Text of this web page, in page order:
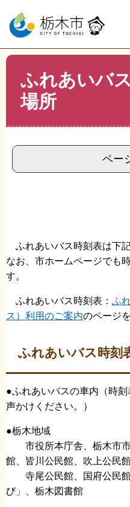
ー
の
先
ニ
ー
を
本
トップページ > 分類でさが
通・交通機関
表の配布場所
ふれあいバ
場所
ペー
ふれあいバス時刻表は下
なお 、市ホームページでも
す。​
ふれあいバス時刻表： ふ
ス）利用のご案内のページ
ふれあいバス時刻
●ふれあいバスの車内（時
声かけください。）
●栃木地域
市役所本庁舎、栃木市市
館、皆川公民館、吹上公民館
寺尾公民館、国府公民館
び」、栃木図書館